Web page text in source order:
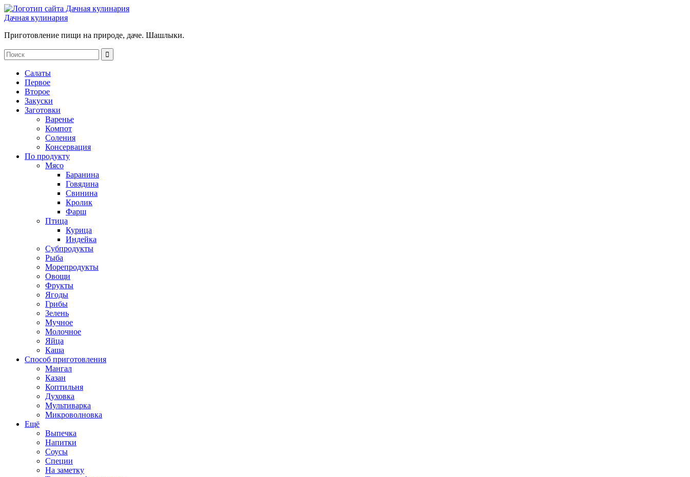
Дачная кулинария
Приготовление пищи на природе, даче. Шашлыки.
Салаты
Первое
Второе
Закуски
Заготовки
Варенье
Компот
Соления
Консервация
По продукту
Мясо
Баранина
Говядина
Свинина
Кролик
Фарш
Птица
Курица
Индейка
Субпродукты
Рыба
Морепродукты
Овощи
Фрукты
Ягоды
Грибы
Зелень
Мучное
Молочное
Яйца
Каша
Способ приготовления
Мангал
Казан
Коптильня
Духовка
Мультиварка
Микроволновка
Ещё
Выпечка
Напитки
Соусы
Специи
На заметку